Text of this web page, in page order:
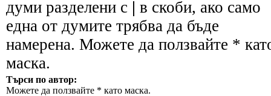
думи разделени с | в скоби, ако само
една от думите трябва да бъде
намерена. Можете да ползвайте *
маска.
Търси по автор:
Можете да ползвайте * като маска.